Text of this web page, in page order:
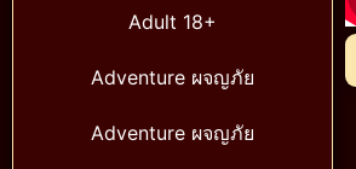
Adult 18+
Adventure ผจญภัย
Adventure ผจญภัย